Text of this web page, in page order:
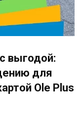
выгодой:
для
Ole Plus